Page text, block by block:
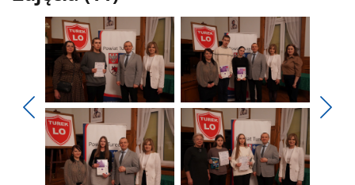
Pokaż
poprzednie
zdjęcia
Pokaż
zdjęcie
1
galerii.
Pokaż
zdjęcie
galerii.